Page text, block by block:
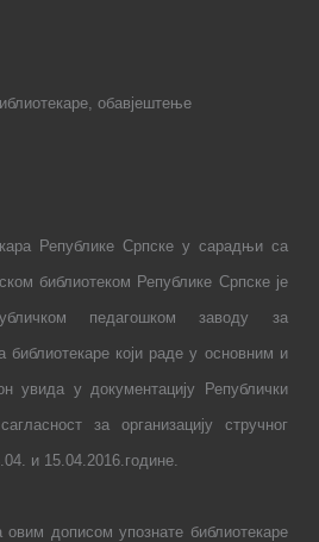
обавјештење
Републике Српске у сарадњи са
библиотеком Републике Српске је
педагошком заводу за
библиотекаре који раде у основним и
увида у документацију Републички
за организацију стручног
и 15.04.2016.године.
дописом упознате библиотекаре